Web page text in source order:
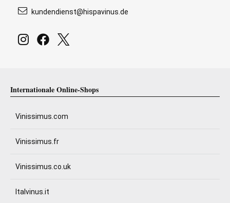
kundendienst@hispavinus.de
Internationale Online-Shops
Vinissimus.com
Vinissimus.fr
Vinissimus.co.uk
Italvinus.it